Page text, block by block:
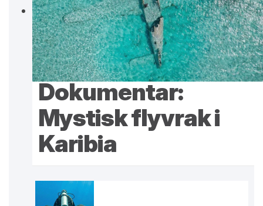
Dokumentar:
Mystisk flyvrak i
Karibia